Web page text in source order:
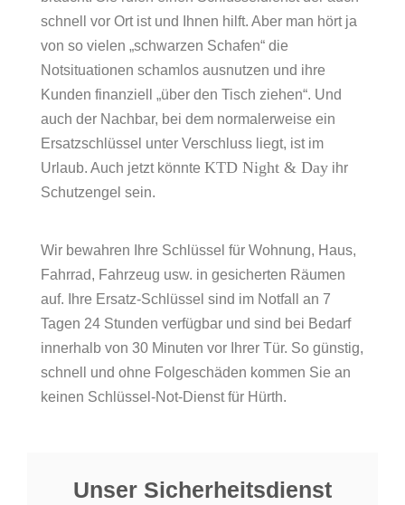
schnell vor Ort ist und Ihnen hilft. Aber man hört ja
von so vielen „schwarzen Schafen“ die
Notsituationen schamlos ausnutzen und ihre
Kunden finanziell „über den Tisch ziehen“. Und
auch der Nachbar, bei dem normalerweise ein
Ersatzschlüssel unter Verschluss liegt, ist im
Urlaub. Auch jetzt könnte KTD Night & Day ihr
Schutzengel sein.
Wir bewahren Ihre Schlüssel für Wohnung, Haus,
Fahrrad, Fahrzeug usw. in gesicherten Räumen
auf. Ihre Ersatz-Schlüssel sind im Notfall an 7
Tagen 24 Stunden verfügbar und sind bei Bedarf
innerhalb von 30 Minuten vor Ihrer Tür. So günstig,
schnell und ohne Folgeschäden kommen Sie an
keinen Schlüssel-Not-Dienst für Hürth.
Unser Sicherheitsdienst